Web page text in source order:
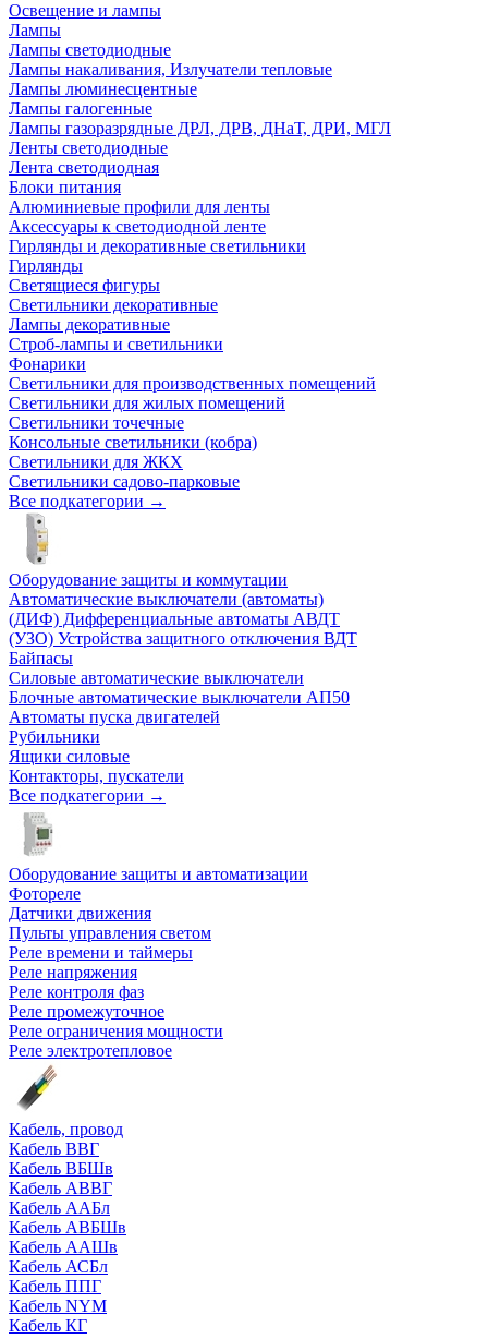
Освещение и лампы
Лампы
Лампы светодиодные
Лампы накаливания, Излучатели тепловые
Лампы люминесцентные
Лампы галогенные
Лампы газоразрядные ДРЛ, ДРВ, ДНаТ, ДРИ, МГЛ
Ленты светодиодные
Лента светодиодная
Блоки питания
Алюминиевые профили для ленты
Аксессуары к светодиодной ленте
Гирлянды и декоративные светильники
Гирлянды
Светящиеся фигуры
Светильники декоративные
Лампы декоративные
Строб-лампы и светильники
Фонарики
Светильники для производственных помещений
Светильники для жилых помещений
Светильники точечные
Консольные светильники (кобра)
Светильники для ЖКХ
Светильники садово-парковые
Все подкатегории →
Оборудование защиты и коммутации
Автоматические выключатели (автоматы)
(ДИФ) Дифференциальные автоматы АВДТ
(УЗО) Устройства защитного отключения ВДТ
Байпасы
Силовые автоматические выключатели
Блочные автоматические выключатели АП50
Автоматы пуска двигателей
Рубильники
Ящики силовые
Контакторы, пускатели
Все подкатегории →
Оборудование защиты и автоматизации
Фотореле
Датчики движения
Пульты управления светом
Реле времени и таймеры
Реле напряжения
Реле контроля фаз
Реле промежуточное
Реле ограничения мощности
Реле электротепловое
Кабель, провод
Кабель ВВГ
Кабель ВБШв
Кабель АВВГ
Кабель ААБл
Кабель АВБШв
Кабель ААШв
Кабель АСБл
Кабель ППГ
Кабель NYM
Кабель КГ